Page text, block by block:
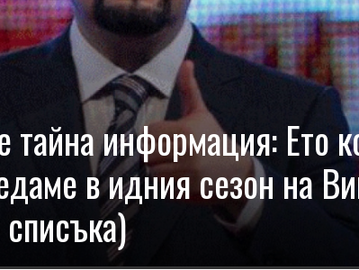
тайна информация: Ето
в идния сезон на